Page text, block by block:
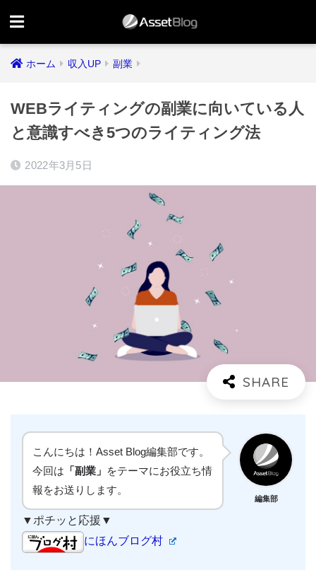
ホーム 収入UP 副業
WEBライティングの副業に向いている人
と意識すべき5つのライティング法
2022年3月5日
こんにちは！Asset Blog編集部です。
今回は 「副業」 をテーマにお役立ち情
報をお送りします。
編集部
▼ポチッと応援▼
にほんブログ村